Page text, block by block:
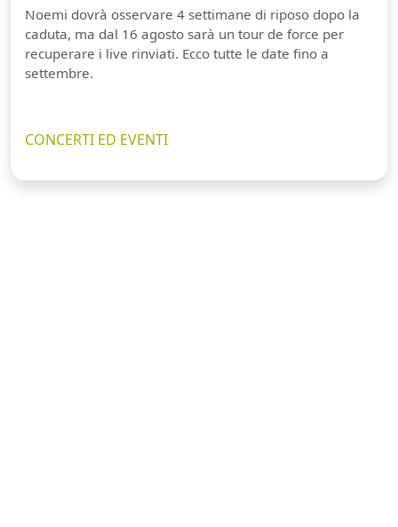
Noemi dovrà osservare 4 settimane di riposo dopo la
caduta, ma dal 16 agosto sarà un tour de force per
recuperare i live rinviati. Ecco tutte le date fino a
settembre.
CONCERTI ED EVENTI